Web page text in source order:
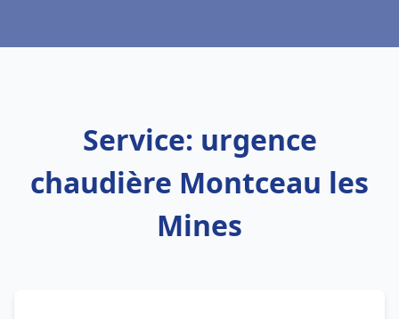
Service: urgence
chaudière Montceau les
Mines